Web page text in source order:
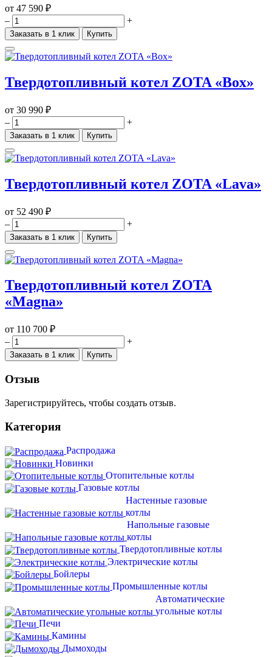
от 47 590 ₽
–
+
Заказать в 1 клик Купить
Твердотопливный котел ZOTA «Box»
от 30 990 ₽
–
+
Заказать в 1 клик Купить
Твердотопливный котел ZOTA «Lava»
от 52 490 ₽
–
+
Заказать в 1 клик Купить
Твердотопливный котел ZOTA
«Magna»
от 110 700 ₽
–
+
Заказать в 1 клик Купить
Отзыв
Зарегистрируйтесь, чтобы создать отзыв.
Категория
Распродажа
Новинки
Отопительные котлы
Газовые котлы
Настенные газовые
котлы
Напольные газовые
котлы
Твердотопливные котлы
Электрические котлы
Бойлеры
Промышленные котлы
Автоматические
угольные котлы
Печи
Камины
Дымоходы